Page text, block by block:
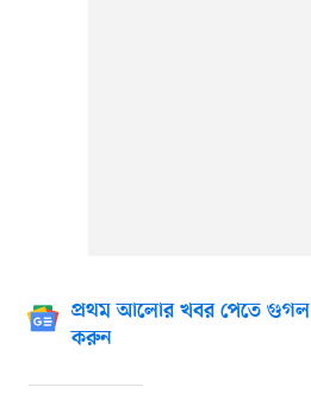
প্রথম আলোর খবর পেতে গুগল
করুন